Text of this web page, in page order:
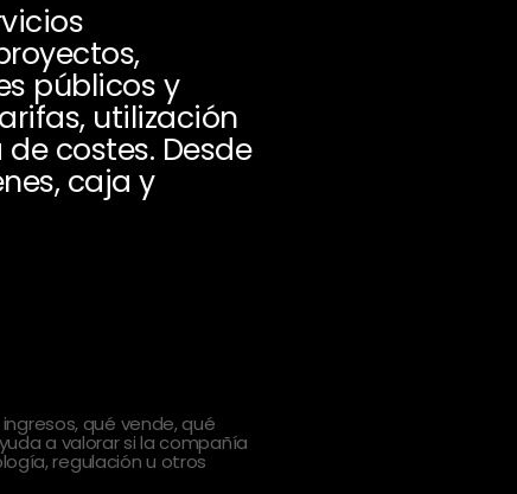
públicos y
utilización
costes. Desde
caja y
qué vende, qué
a valorar si la compañía
regulación u otros